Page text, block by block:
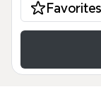
Favorites